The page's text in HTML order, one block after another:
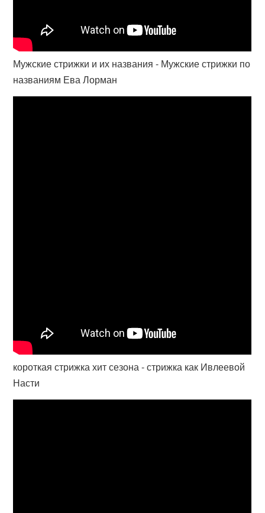
Мужские стрижки и их названия - Мужские стрижки по
названиям Ева Лорман
короткая стрижка хит сезона - стрижка как Ивлеевой
Насти